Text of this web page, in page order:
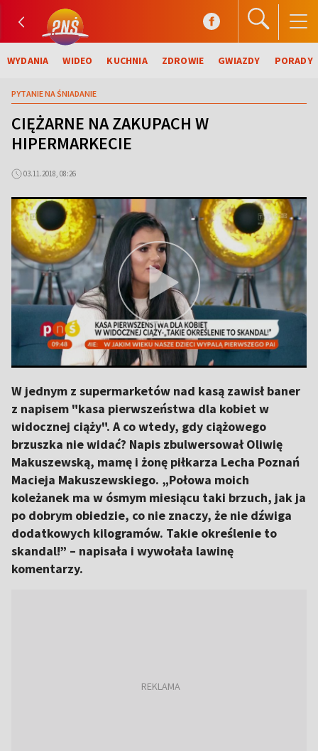
WYDANIA WIDEO KUCHNIA ZDROWIE GWIAZDY PORADY
PYTANIE NA ŚNIADANIE
CIĘŻARNE NA ZAKUPACH W
HIPERMARKECIE
03.11.2018, 08:26
W jednym z supermarketów nad kasą zawisł baner
z napisem "kasa pierwszeństwa dla kobiet w
widocznej ciąży". A co wtedy, gdy ciążowego
brzuszka nie widać? Napis zbulwersował Oliwię
Makuszewską, mamę i żonę piłkarza Lecha Poznań
Macieja Makuszewskiego. „Połowa moich
koleżanek ma w ósmym miesiącu taki brzuch, jak ja
po dobrym obiedzie, co nie znaczy, że nie dźwiga
dodatkowych kilogramów. Takie określenie to
skandal!” – napisała i wywołała lawinę
komentarzy.